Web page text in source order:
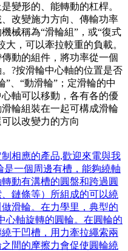
變形的、能轉動的杠桿。
改變施力方向、傳輸功率
械稱為“滑輪組”，或“復式
，可以牽拉較重的負載。
動的組件，將功率從一個
?按滑輪中心軸的位置是否
、“動滑輪”；定滑輪的中
軸可以移動，各有各的優
輪組裝在一起可構成滑輪
以改變力的方向
相應的產品,歡迎來電與我
一個周邊有槽，能夠繞軸
動有溝槽的圓盤和跨過圓
鏈條等）所組成的可以繞
滑輪。在力學里，典型的
心軸旋轉的圓輪。在圓輪的
于凹槽，用力牽拉繩索兩
間的摩擦力會促使圓輪繞